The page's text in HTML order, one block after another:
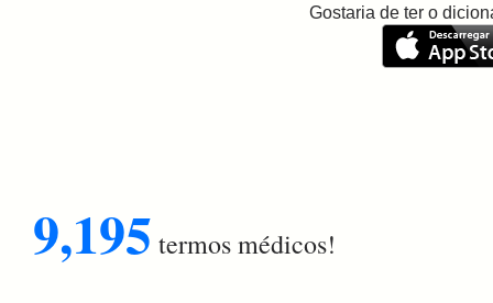
Gostaria de ter o
9,195 termos médicos!